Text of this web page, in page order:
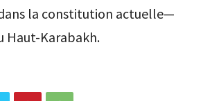
la constitution actuelle—
Haut-Karabakh.